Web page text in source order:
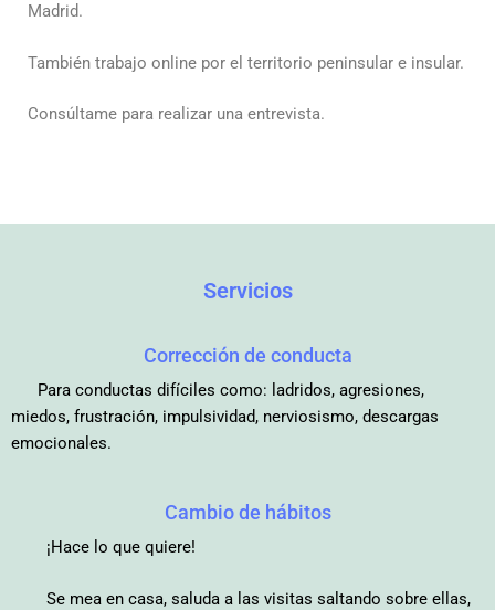
Madrid.
También trabajo online por el territorio peninsular e insular.
Consúltame para realizar una entrevista.
Servicios
Corrección de conducta
Para conductas difíciles como: l adridos, agresiones,
miedos, frustración, impulsividad, nerviosismo, descargas
emocionales.
Cambio de hábitos
¡Hace lo que quiere!
Se mea en casa, saluda a las visitas saltando sobre ellas,